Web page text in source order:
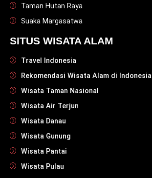
Taman Hutan Raya
Suaka Margasatwa
SITUS WISATA ALAM
Travel Indonesia
Rekomendasi Wisata Alam di Indonesia
Wisata Taman Nasional
Wisata Air Terjun
Wisata Danau
Wisata Gunung
Wisata Pantai
Wisata Pulau